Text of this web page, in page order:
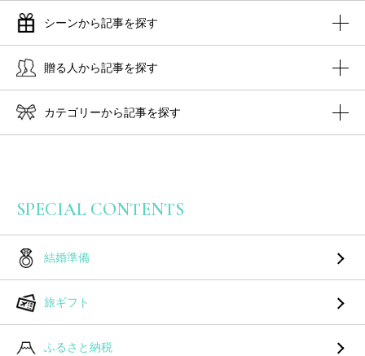
シーンから記事を探す
贈る人から記事を探す
カテゴリーから記事を探す
SPECIAL CONTENTS
結婚準備
旅ギフト
ふるさと納税